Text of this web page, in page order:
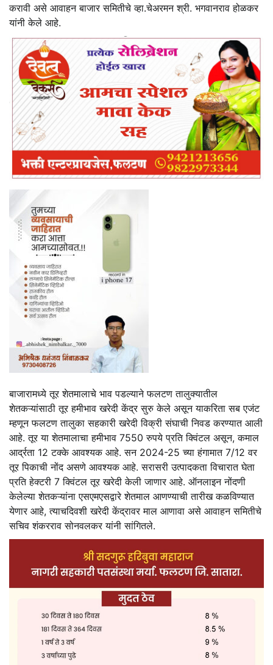
करावी असे आवाहन बाजार समितीचे व्हा.चेअरमन श्री. भगवानराव होळकर
यांनी केले आहे.
बाजारामध्ये तूर शेतमालाचे भाव पडल्याने फलटण तालुक्यातील
शेतकऱ्यांसाठी तूर हमीभाव खरेदी केंद्र सुरु केले असून याकरिता सब एजंट
म्हणून फलटण तालुका सहकारी खरेदी विक्री संघाची निवड करण्यात आली
आहे. तूर या शेतमालाचा हमीभाव 7550 रुपये प्रति क्विंटल असून, कमाल
आर्द्रता 12 टक्के आवश्यक आहे. सन 2024-25 च्या हंगामात 7/12 वर
तूर पिकाची नोंद असणे आवश्यक आहे. सरासरी उत्पादकता विचारात घेता
प्रति हेक्टरी 7 क्विंटल तूर खरेदी केली जाणार आहे. ऑनलाइन नोंदणी
केलेल्या शेतकऱ्यांना एसएमएसद्वारे शेतमाल आणण्याची तारीख कळविण्यात
येणार आहे, त्याचदिवशी खरेदी केंद्रावर माल आणावा असे आवाहन समितीचे
सचिव शंकरराव सोनवलकर यांनी सांगितले.